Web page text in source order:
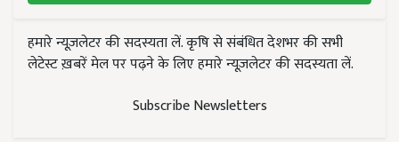
हमारे न्यूज़लेटर की सदस्यता लें. कृषि से संबंधित देशभर की सभी
लेटेस्ट ख़बरें मेल पर पढ़ने के लिए हमारे न्यूज़लेटर की सदस्यता लें.
Subscribe Newsletters